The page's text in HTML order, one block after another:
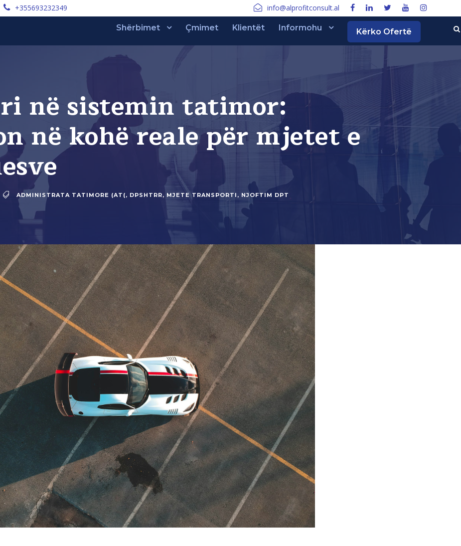
+355693232349 info@alprofitconsult.al
Shërbimet Çmimet Klientët Informohu Kërko Ofertë
në sistemin tatimor:
në kohë reale për mjetet e
ADMINISTRATA TATIMORE (AT(, DPSHTRR, MJETE TRANSPORTI , NJOFTIM DPT